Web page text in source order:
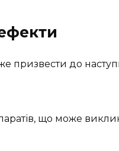
призвести до
що може